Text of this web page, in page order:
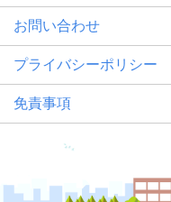
お問い合わせ
プライバシーポリシー
免責事項